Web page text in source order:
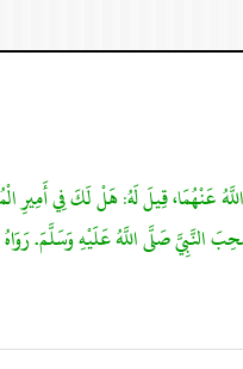
عَبَّاسٍ رَضِيَ اللَّهُ عَنْهُمَا، قِيلَ لَهُ: هَلْ
النَّبِيَّ صَلَّى اللَّهُ عَلَيْهِ وَسَلَّمَ.